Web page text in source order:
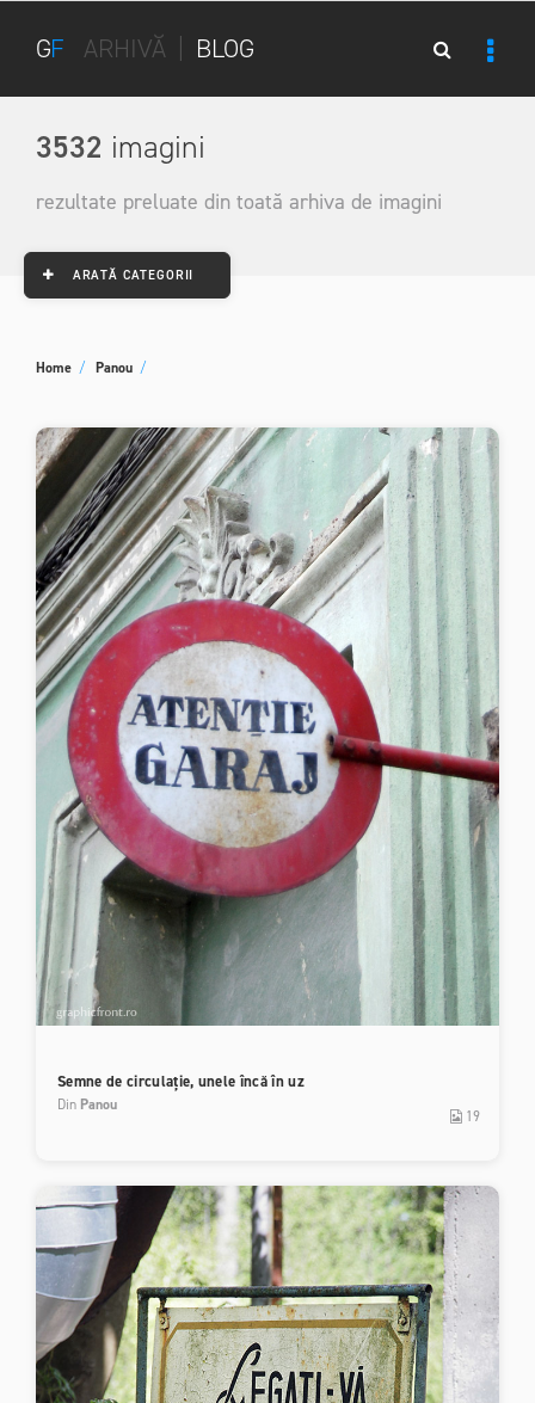
GF ARHIVĂ BLOG
3532 imagini
rezultate preluate din toată arhiva de imagini
ARATĂ CATEGORII
Home / Panou /
Semne de circulație, unele încă în uz
Din Panou
19